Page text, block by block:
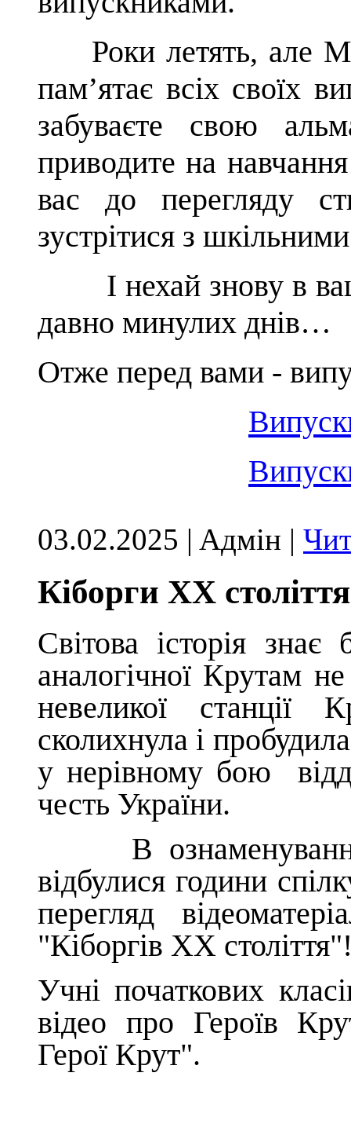
Роки летять, але
пам’ятає всіх своїх
забуваєте свою
приводите на
вас до перегляду
зустрітися з
І нехай знову в
давно минулих днів…
Отже перед вами -
03.02.2025 | Aдмін |
Кіборги ХХ століття
Світова історія
аналогічної Крутам
невеликої станції
сколихнула і
у нерівному бою
честь України.
В ознаменування
відбулися години
перегляд
"Кіборгів ХХ
Учні початкових
відео про Героїв
Герої Крут".